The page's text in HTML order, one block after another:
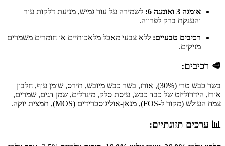
אומגה 3 ואומגה 6:
לשמירה על עור גמיש, מניעת דלקות עור
והענקת ברק לפרווה.
רכיבים טבעיים: ללא צבעי מאכל מלאכותיים או חומרים משמרים
מזיקים.
🥩 רכיבים:
בשר כבש טרי (30%), אורז, בשר כבש מיובש, תירס, שומן עוף, חלבון
אורז, הידרוליזט של כבד כבש, עיסת סלק, מינרלים, שמן דגים, שמרים,
צמח העולש (מקור ל-FOS), מנאן-אוליגוסכרידים (MOS), תמצית יוקה.
📊 ערכים תזונתיים: